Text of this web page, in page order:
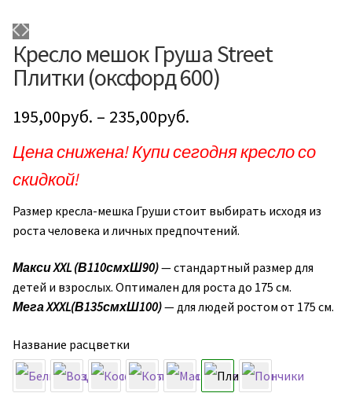
Кресло мешок Груша Street
Плитки (оксфорд 600)
195,00руб. – 235,00руб.
Цена снижена! Купи сегодня кресло со
скидкой!
Размер кресла-мешка Груши стоит выбирать исходя из
роста человека и личных предпочтений.
Макси XXL (В110смхШ90)— стандартный размер для
детей и взрослых. Оптимален для роста до 175 см.
Мега XXXL(В135смхШ100)— для людей ростом от 175 см.
Название расцветки